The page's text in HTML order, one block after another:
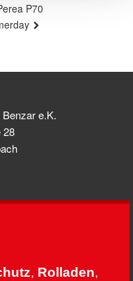
P70
e.K.
28
, Rolladen,